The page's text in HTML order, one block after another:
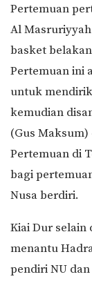
Pertemuan
Al
basket
Pertemuan ini
untuk
kemudian
(Gus
Pertemuan di
bagi
Nusa berdiri.
Kiai Dur selain
menantu
pendiri NU